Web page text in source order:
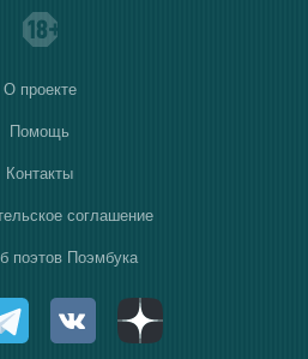
О проекте
Помощь
Контакты
соглашение
поэтов Поэмбука